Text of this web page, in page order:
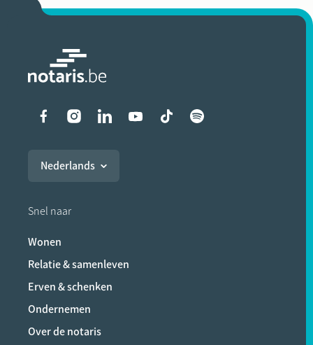
Liens vers les réseaux
Nederlands
Snel naar
Wonen
Relatie & samenleven
Erven & schenken
Ondernemen
Over de notaris